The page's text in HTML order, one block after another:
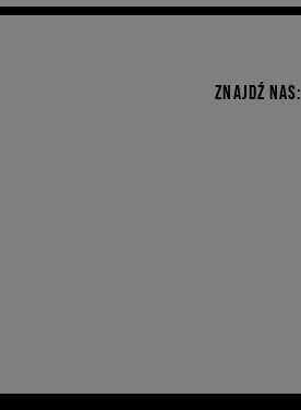
ZNAJDŹ NAS: